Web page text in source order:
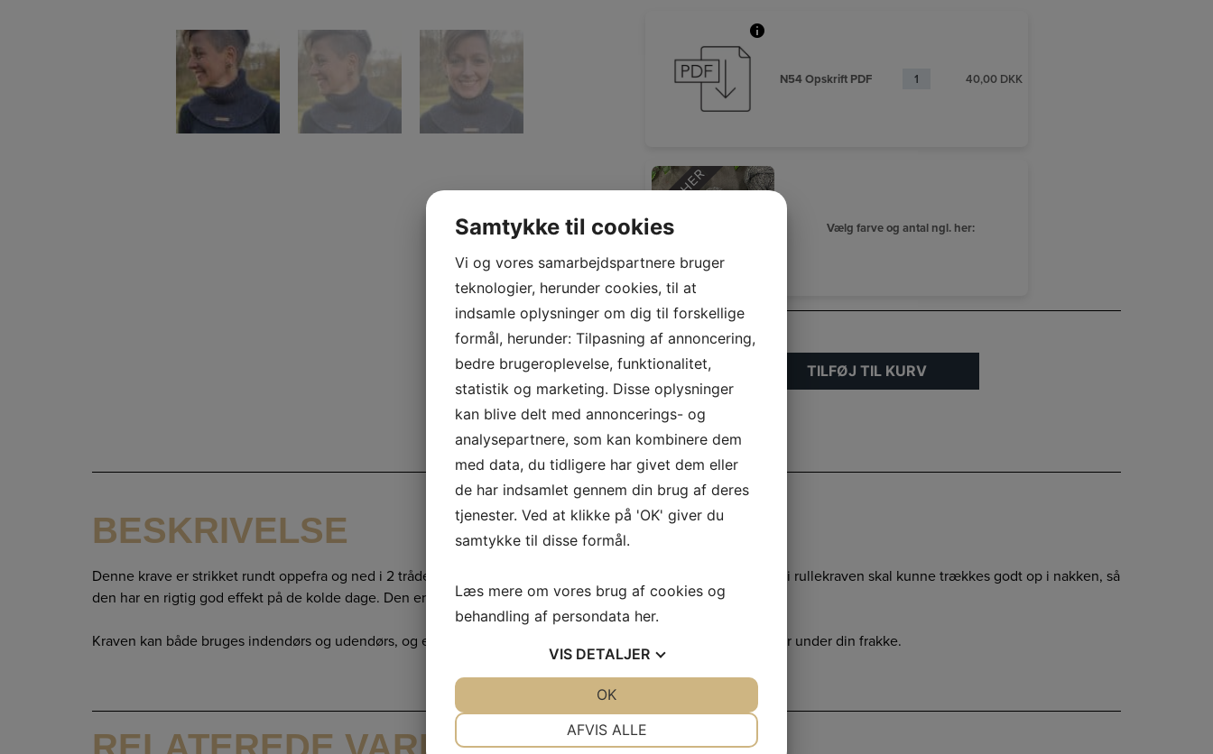
N54 Opskrift PDF 40,00 DKK
KLIK HER
Vælg farve og antal ngl. her:
På lager
–
N54
Minkkrave
antal
TILFØJ TIL KURV
BESKRIVELSE
Denne krave er strikket rundt oppefra og ned i 2 tråde minkgarn. Kraven er strikket, så den har en høj hals, fordi rullekraven skal kunne trækkes godt op i nakken, så
den har en rigtig god effekt på de kolde dage. Den er meget nem at strikke, også for dig som er nybegynder.
Kraven kan både bruges indendørs og udendørs, og er super blød og lækker, både under en standard trøje eller under din frakke.
Samtykke til cookies
Vi og vores samarbejdspartnere bruger
teknologier, herunder cookies, til at
indsamle oplysninger om dig til forskellige
formål, herunder: Tilpasning af annoncering,
bedre brugeroplevelse, funktionalitet,
statistik og marketing. Disse oplysninger
kan blive delt med annoncerings- og
analysepartnere, som kan kombinere dem
med data, du tidligere har givet dem eller
de har indsamlet gennem din brug af deres
tjenester. Ved at klikke på 'OK' giver du
samtykke til disse formål.
Læs mere om vores brug af cookies og
behandling af persondata her.
VIS DETALJER
AFVIS ALLE
OK